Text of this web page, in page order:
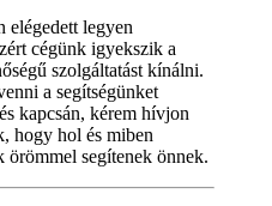
elégedett legyen
cégünk igyekszik a
szolgáltatást kínálni.
a segítségünket
kapcsán, kérem hívjon
hogy hol és miben
örömmel segítenek önnek.